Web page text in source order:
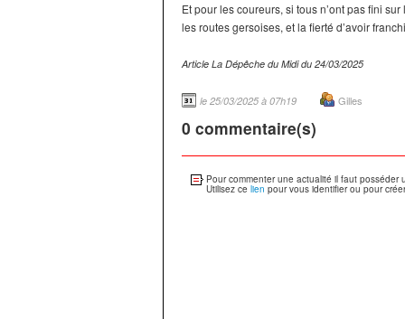
Et pour les coureurs, si tous n’ont pas fini
les routes gersoises, et la fierté d’avoir
Article La Dépêche du Midi du 24/03/2025
le 25/03/2025 à 07h19 Gilles
0 commentaire(s)
Pour commenter une actualité il faut posséder
Utilisez ce lien pour vous identifier ou pour